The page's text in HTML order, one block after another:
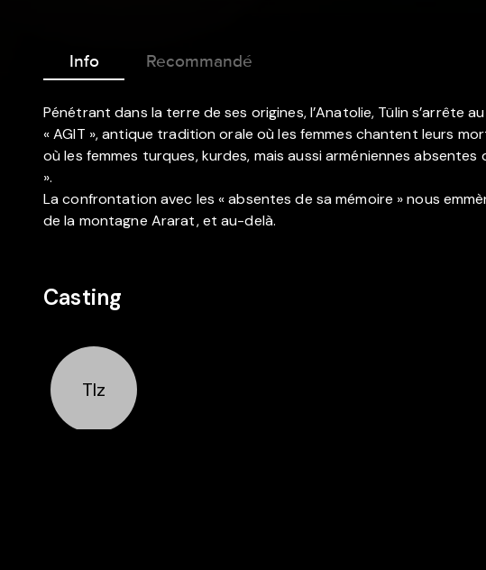
Info Recommandé
Pénétrant dans la terre de ses origines, l’Anatolie, Tülin s’arrête
« AGIT », antique tradition orale où les femmes chantent leurs
où les femmes turques, kurdes, mais aussi arméniennes
».
La confrontation avec les « absentes de sa mémoire » nous
de la montagne Ararat, et au-delà.
Casting
Tlz